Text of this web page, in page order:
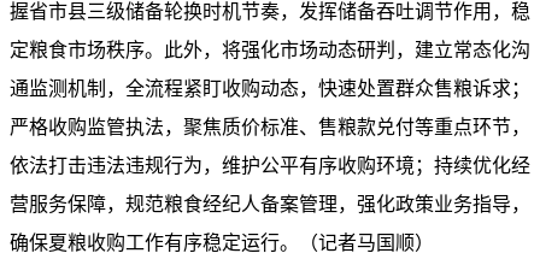
握省市县三级储备轮换时机节奏，发挥储备吞吐调节作用，稳
定粮食市场秩序。此外，将强化市场动态研判，建立常态化沟
通监测机制，全流程紧盯收购动态，快速处置群众售粮诉求；
严格收购监管执法，聚焦质价标准、售粮款兑付等重点环节，
依法打击违法违规行为，维护公平有序收购环境；持续优化经
营服务保障，规范粮食经纪人备案管理，强化政策业务指导，
确保夏粮收购工作有序稳定运行。（记者马国顺）